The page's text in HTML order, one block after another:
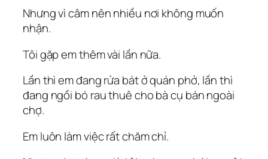
Nhưng vì câm nên nhiều nơi không muốn
nhận.
Tôi gặp em thêm vài lần nữa.
Lần thì em đang rửa bát ở quán phở, lần thì
đang ngồi bó rau thuê cho bà cụ bán ngoài
chợ.
Em luôn làm việc rất chăm chỉ.